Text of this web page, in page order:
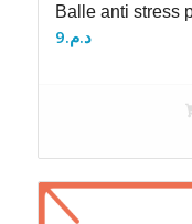
Balle anti stress
د.م.9